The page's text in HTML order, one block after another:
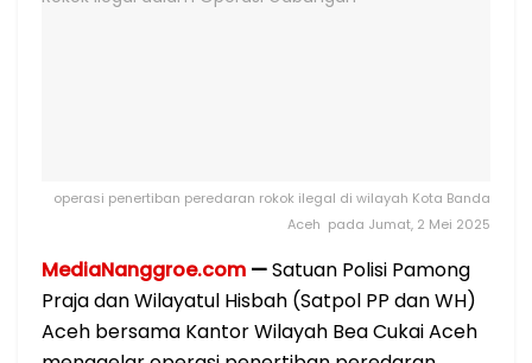
operasi penertiban peredaran rokok ilegal di wilayah Kota Banda
Aceh pada Jumat, 2 Mei 2025
MediaNanggroe.com —Satuan Polisi Pamong
Praja dan Wilayatul Hisbah (Satpol PP dan WH)
Aceh bersama Kantor Wilayah Bea Cukai Aceh